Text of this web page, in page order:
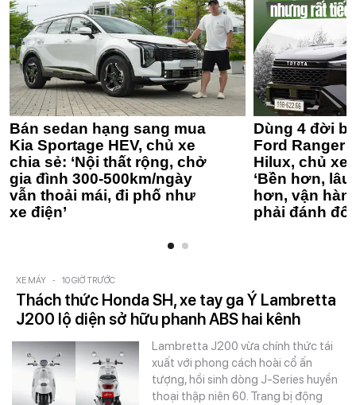
Bán sedan hạng sang mua
Kia Sportage HEV, chủ xe
chia sẻ: ‘Nội thất rộng, chở
gia đình 300-500km/ngày
vẫn thoải mái, đi phố như
xe điện’
Dùng 4 đời
Ford Ranger
Hilux, chủ xe
‘Bền hơn,
hơn, vận
phải đánh
XE MÁY - 10 GIỜ TRƯỚC
Thách thức Honda SH, xe tay ga Ý Lambretta
J200 lộ diện sở hữu phanh ABS hai kênh
Lambretta J200 vừa chính thức tái
xuất với phong cách hoài cổ ấn
tượng, hồi sinh dòng J-Series huyền
thoại thập niên 60. Trang bị động